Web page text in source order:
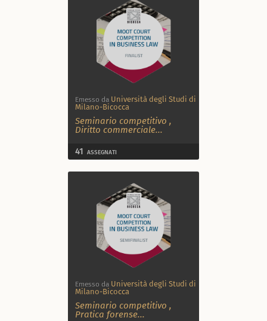
Emesso da Università degli Studi di
Milano-Bicocca
Seminario competitivo ,
Diritto commerciale...
41 ASSEGNATI
Emesso da Università degli Studi di
Milano-Bicocca
Seminario competitivo ,
Pratica forense...